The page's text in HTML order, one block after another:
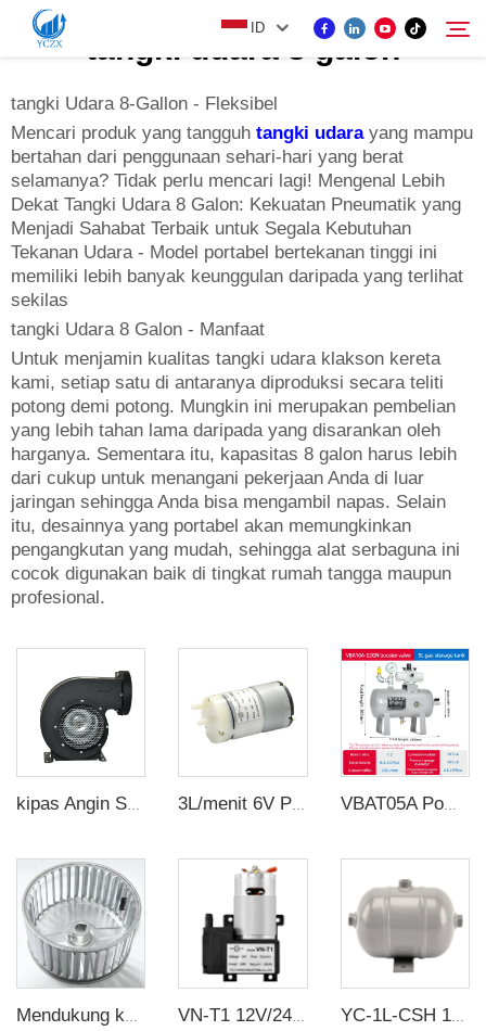
ID
PRODUK
TENTANG KAMI
BERITA
HUBUNGI KAMI
Cari
tangki udara 8 galon
tangki Udara 8-Gallon - Fleksibel
Mencari produk yang tangguh tangki udara yang mampu
bertahan dari penggunaan sehari-hari yang berat
selamanya? Tidak perlu mencari lagi! Mengenal Lebih
Dekat Tangki Udara 8 Galon: Kekuatan Pneumatik yang
Menjadi Sahabat Terbaik untuk Segala Kebutuhan
Tekanan Udara - Model portabel bertekanan tinggi ini
memiliki lebih banyak keunggulan daripada yang terlihat
sekilas
tangki Udara 8 Galon - Manfaat
Untuk menjamin kualitas tangki udara klakson kereta
kami, setiap satu di antaranya diproduksi secara teliti
potong demi potong. Mungkin ini merupakan pembelian
yang lebih tahan lama daripada yang disarankan oleh
harganya. Sementara itu, kapasitas 8 galon harus lebih
dari cukup untuk menangani pekerjaan Anda di luar
jaringan sehingga Anda bisa mengambil napas. Selain
itu, desainnya yang portabel akan memungkinkan
pengangkutan yang mudah, sehingga alat serbaguna ini
cocok digunakan baik di tingkat rumah tangga maupun
profesional.
kipas Angin Sentrifugal Eksaustasi Berbaling-baling Ganda 380V dengan Isolasi 3L/menit 6V Pabrik suplai pompa membran miniatur mini pompa membran pompa udara DC VBAT05A Pompa penguat tekanan udara lengkap Penguat regulator tekanan udara dengan tangki penerima 5L mendukung customisasi
YC-1L-CSH 12bar Tangki penyimpanan udara baja karbon horizontal tanpa sambungan tangki udara